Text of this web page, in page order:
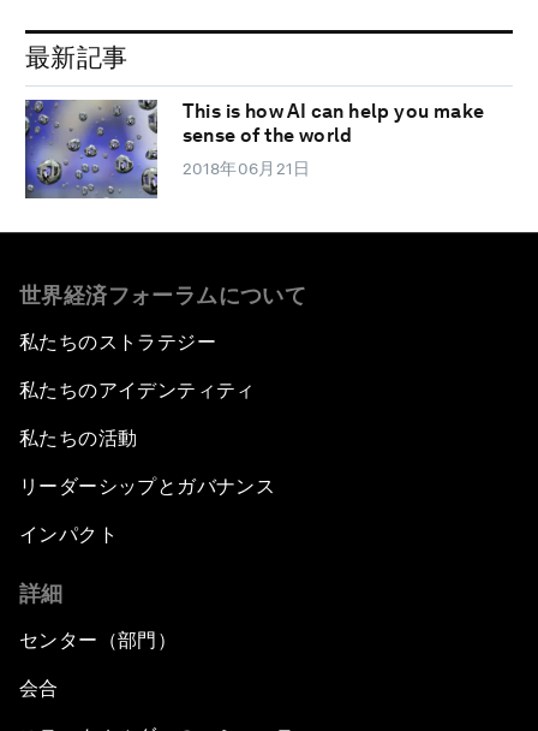
最新記事
This is how AI can help you make
sense of the world
2018年06月21日
世界経済フォーラムについて
私たちのストラテジー
私たちのアイデンティティ
私たちの活動
リーダーシップとガバナンス
インパクト
詳細
センター（部門）
会合